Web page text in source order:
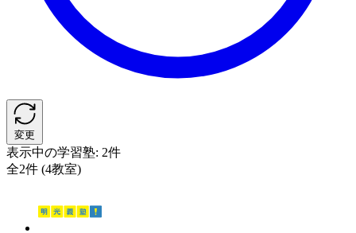
変更
表示中の学習塾: 2件
全2件 (4教室)